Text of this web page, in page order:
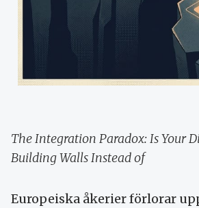
The Integration Paradox: Is Your
Building Walls Instead of
Europeiska åkerier förlorar